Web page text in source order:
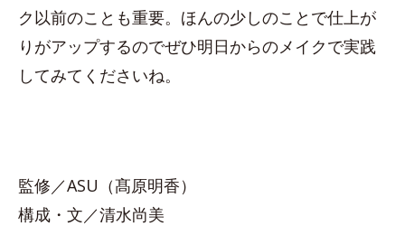
ク以前のことも重要。ほんの少しのことで仕上が
りがアップするのでぜひ明日からのメイクで実践
してみてくださいね。
監修／ASU（髙原明香）
構成・文／清水尚美